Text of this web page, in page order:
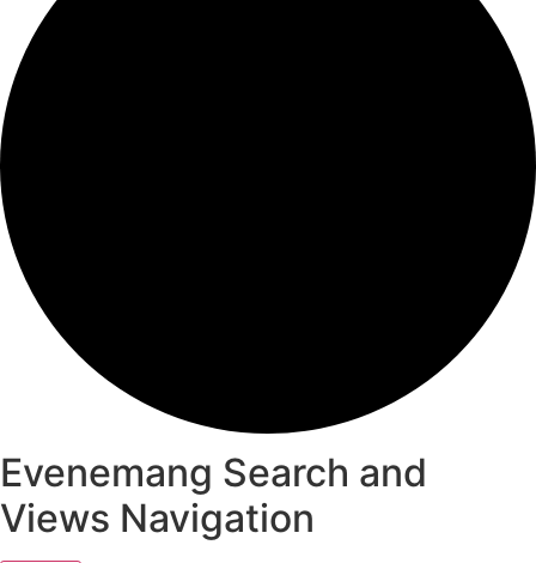
Evenemang Search and
Views Navigation